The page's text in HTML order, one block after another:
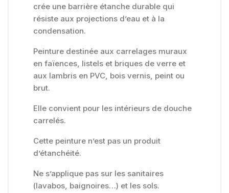
crée une barrière étanche durable qui
résiste aux projections d’eau et à la
condensation.
Peinture destinée aux carrelages muraux
en faïences, listels et briques de verre et
aux lambris en PVC, bois vernis, peint ou
brut.
Elle convient pour les intérieurs de douche
carrelés.
Cette peinture n’est pas un produit
d’étanchéité.
Ne s’applique pas sur les sanitaires
(lavabos, baignoires…) et les sols.